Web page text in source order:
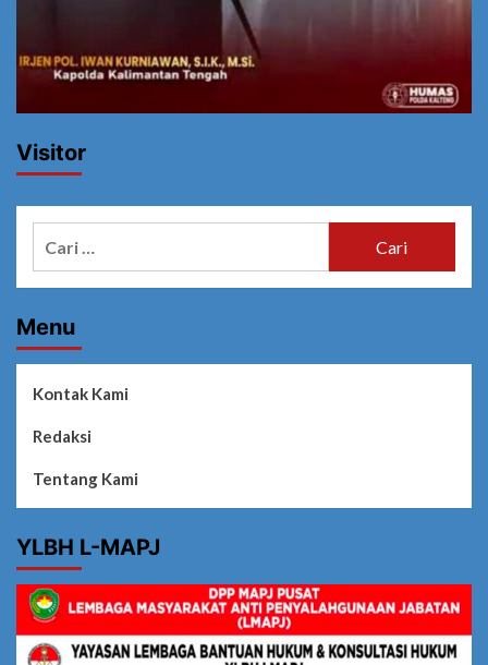
Visitor
Menu
Kontak Kami
Redaksi
Tentang Kami
YLBH L-MAPJ